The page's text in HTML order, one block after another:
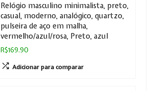
Relógio masculino minimalista, preto,
casual, moderno, analógico, quartzo,
pulseira de aço em malha,
vermelho/azul/rosa, Preto, azul
R$169.90
Adicionar para comparar